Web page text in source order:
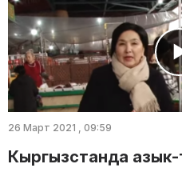
26 Март 2021 , 09:59
Кыргызстанда азык-